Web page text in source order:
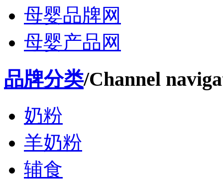
母婴品牌网
母婴产品网
品牌分类/Channel
奶粉
羊奶粉
辅食